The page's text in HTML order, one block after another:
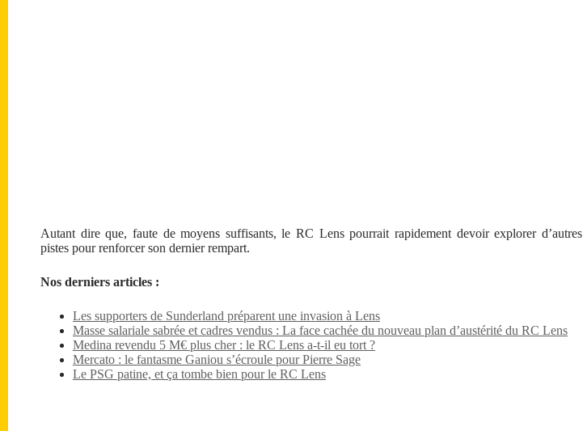
Autant dire que, faute de moyens suffisants, le RC Lens pourrait rapidement devoir explorer d’autres
pistes pour renforcer son dernier rempart.
Nos derniers articles :
Les supporters de Sunderland préparent une invasion à Lens
Masse salariale sabrée et cadres vendus : La face cachée du nouveau plan d’austérité du RC Lens
Medina revendu 5 M€ plus cher : le RC Lens a-t-il eu tort ?
Mercato : le fantasme Ganiou s’écroule pour Pierre Sage
Le PSG patine, et ça tombe bien pour le RC Lens